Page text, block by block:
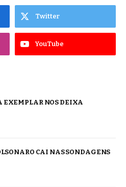
Twitter
YouTube
EXEMPLAR NOS DEIXA
CAI NAS SONDAGENS